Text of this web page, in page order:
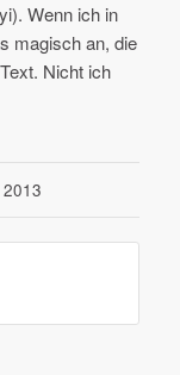
Wenn ich in
magisch an, die
Nicht ich